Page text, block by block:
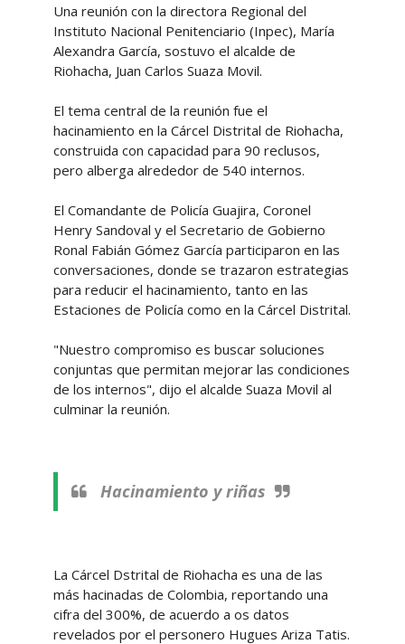
Una reunión con la directora Regional del
Instituto Nacional Penitenciario (Inpec), María
Alexandra García, sostuvo el alcalde de
Riohacha, Juan Carlos Suaza Movil.
El tema central de la reunión fue el
hacinamiento en la Cárcel Distrital de Riohacha,
construida con capacidad para 90 reclusos,
pero alberga alrededor de 540 internos.
El Comandante de Policía Guajira, Coronel
Henry Sandoval y el Secretario de Gobierno
Ronal Fabián Gómez García participaron en las
conversaciones, donde se trazaron estrategias
para reducir el hacinamiento, tanto en las
Estaciones de Policía como en la Cárcel Distrital.
"Nuestro compromiso es buscar soluciones
conjuntas que permitan mejorar las condiciones
de los internos", dijo el alcalde Suaza Movil al
culminar la reunión.
Hacinamiento y riñas
La Cárcel Dstrital de Riohacha es una de las
más hacinadas de Colombia, reportando una
cifra del 300%, de acuerdo a os datos
revelados por el personero Hugues Ariza Tatis.